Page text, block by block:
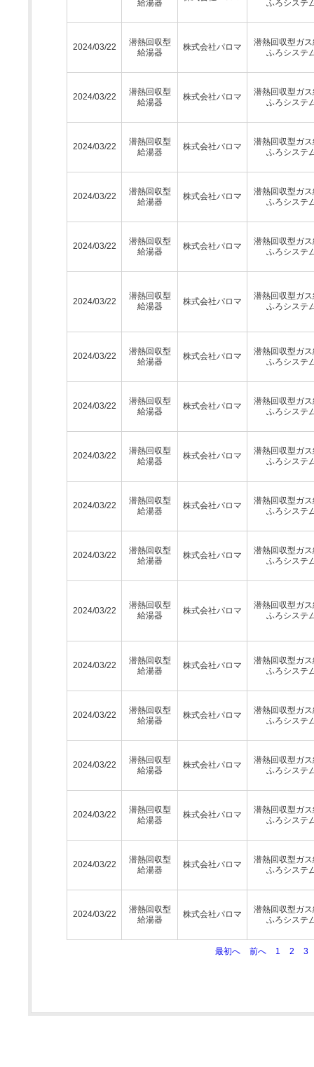
給湯器
ふろシステ
2024/03/22
潜熱回収型
給湯器
株式会社パロマ
潜熱回収型ガ
ふろシステ
2024/03/22
潜熱回収型
給湯器
株式会社パロマ
潜熱回収型ガ
ふろシステ
2024/03/22
潜熱回収型
給湯器
株式会社パロマ
潜熱回収型ガ
ふろシステ
2024/03/22
潜熱回収型
給湯器
株式会社パロマ
潜熱回収型ガ
ふろシステ
2024/03/22
潜熱回収型
給湯器
株式会社パロマ
潜熱回収型ガ
ふろシステ
2024/03/22
潜熱回収型
給湯器
株式会社パロマ
潜熱回収型ガ
ふろシステ
2024/03/22
潜熱回収型
給湯器
株式会社パロマ
潜熱回収型ガ
ふろシステ
2024/03/22
潜熱回収型
給湯器
株式会社パロマ
潜熱回収型ガ
ふろシステ
2024/03/22
潜熱回収型
給湯器
株式会社パロマ
潜熱回収型ガ
ふろシステ
2024/03/22
潜熱回収型
給湯器
株式会社パロマ
潜熱回収型ガ
ふろシステ
2024/03/22
潜熱回収型
給湯器
株式会社パロマ
潜熱回収型ガ
ふろシステ
2024/03/22
潜熱回収型
給湯器
株式会社パロマ
潜熱回収型ガ
ふろシステ
2024/03/22
潜熱回収型
給湯器
株式会社パロマ
潜熱回収型ガ
ふろシステ
2024/03/22
潜熱回収型
給湯器
株式会社パロマ
潜熱回収型ガ
ふろシステ
2024/03/22
潜熱回収型
給湯器
株式会社パロマ
潜熱回収型ガ
ふろシステ
2024/03/22
潜熱回収型
給湯器
株式会社パロマ
潜熱回収型ガ
ふろシステ
2024/03/22
潜熱回収型
給湯器
株式会社パロマ
潜熱回収型ガ
ふろシステ
2024/03/22
潜熱回収型
給湯器
株式会社パロマ
潜熱回収型ガ
ふろシステ
最初へ 前へ 1 2 3